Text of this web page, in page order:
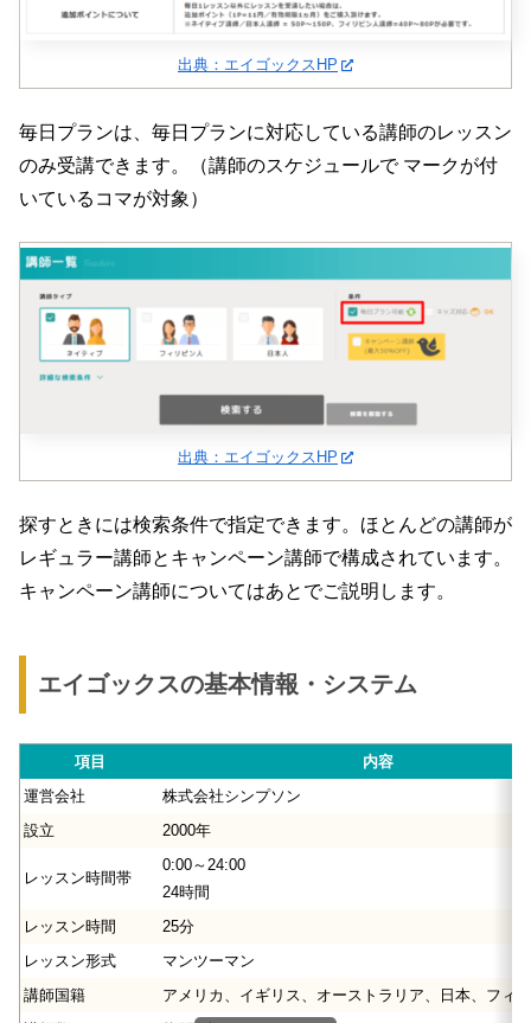
出典：エイゴックスHP
毎日プランは、毎日プランに対応している講師のレッスン
のみ受講できます。（講師のスケジュールで マークが付
いているコマが対象）
出典：エイゴックスHP
探すときには検索条件で指定できます。ほとんどの講師が
レギュラー講師とキャンペーン講師で構成されています。
キャンペーン講師についてはあとでご説明します。
エイゴックスの基本情報・システム
項目
内容
運営会社
株式会社シンプソン
設立
2000年
レッスン時間帯
0:00～24:00
24時間
レッスン時間
25分
レッスン形式
マンツーマン
講師国籍
アメリカ、イギリス、オーストラリア、日本、フィ